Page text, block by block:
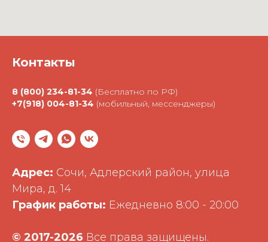
Контакты
8 (800) 234-81-34 (Бесплатно по РФ)
+7(918) 004-81-34 (мобильный, мессенджеры)
Адрес: Сочи, Адлерский район, улица
Мира, д. 14
График работы: Ежедневно 8:00 - 20:00
© 2017-2026 Все права защищены.